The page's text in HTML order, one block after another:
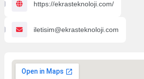
https://ekrasteknoloji.com/
iletisim@ekrasteknoloji.com